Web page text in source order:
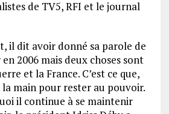
de TV5, RFI et le journal
il dit avoir donné sa parole de
2006 mais deux choses sont
et la France. C’est ce que,
main pour rester au pouvoir.
il continue à se maintenir